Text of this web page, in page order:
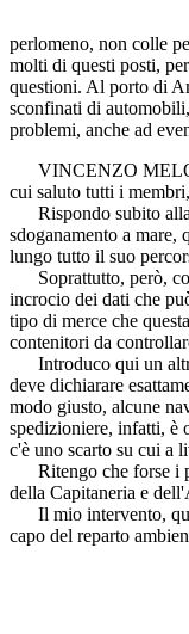
perlomeno, non colle
molti di questi posti,
questioni. Al porto di
sconfinati di
problemi, anche ad
VINCENZO
cui saluto tutti i
Rispondo subito alla
sdoganamento a mare,
lungo tutto il suo
Soprattutto, però,
incrocio dei dati che
tipo di merce che
contenitori da
Introduco qui un altro
deve dichiarare
modo giusto, alcune
spedizioniere, infatti, è
c'è uno scarto su cui a
Ritengo che forse i
della Capitaneria e
Il mio intervento,
capo del reparto